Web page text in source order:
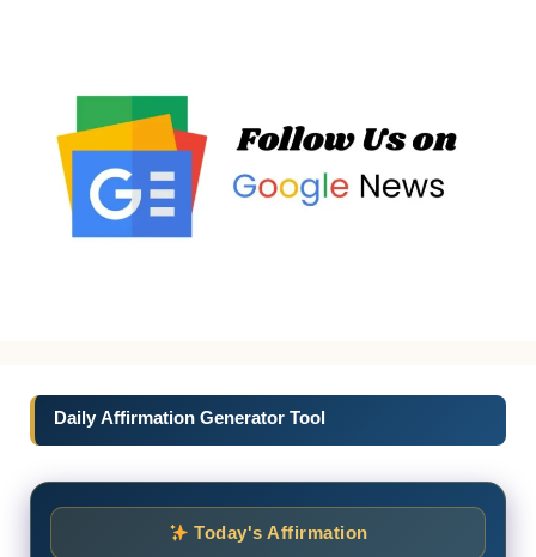
Daily Affirmation Generator Tool
Today's Affirmation